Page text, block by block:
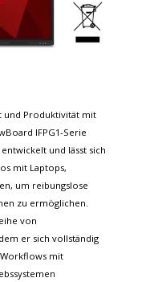
und Produktivität mit
IFPG1-Serie
und lässt sich
mit Laptops,
um reibungslose
zu ermöglichen.
von
er sich vollständig
mit